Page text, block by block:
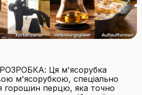
Ця м'ясорубка
м'ясорубкою, спеціально
горошин перцю, яка точно